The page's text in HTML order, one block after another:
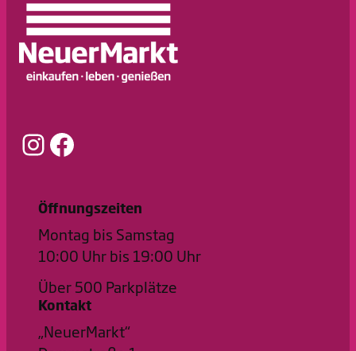
InstagramFacebook
Öffnungszeiten
Montag bis Samstag
10:00 Uhr bis 19:00 Uhr
Über 500 Parkplätze
Kontakt
„NeuerMarkt“